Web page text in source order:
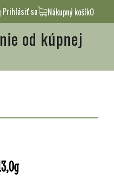
Prihlásiť sa Nákupný košík0
od kúpnej